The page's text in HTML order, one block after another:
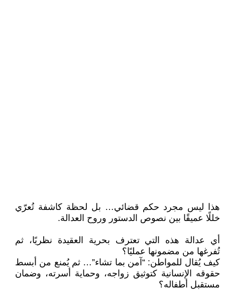
هذا ليس مجرد حكم قضائي… بل لحظة كاشفة تُعرّي
خللًا عميقًا بين نصوص الدستور وروح العدالة.
أي عدالة هذه التي تعترف بحرية العقيدة نظريًا، ثم
تُفرغها من مضمونها عمليًا؟
كيف يُقال للمواطن: “آمن بما تشاء”… ثم يُمنع من أبسط
حقوقه الإنسانية كتوثيق زواجه، وحماية أسرته، وضمان
مستقبل أطفاله؟